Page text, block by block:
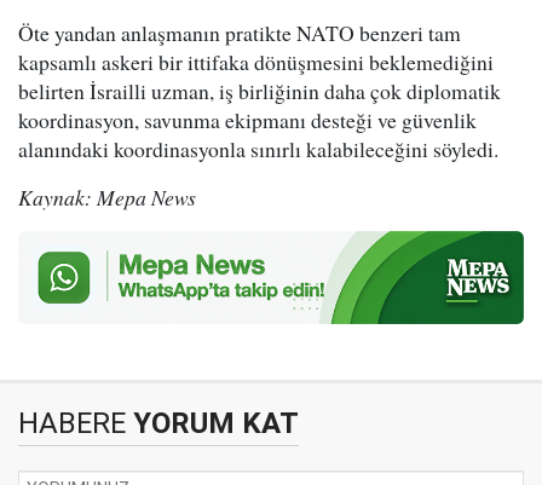
Öte yandan anlaşmanın pratikte NATO benzeri tam
kapsamlı askeri bir ittifaka dönüşmesini beklemediğini
belirten İsrailli uzman, iş birliğinin daha çok diplomatik
koordinasyon, savunma ekipmanı desteği ve güvenlik
alanındaki koordinasyonla sınırlı kalabileceğini söyledi.
Kaynak: Mepa News
HABERE YORUM KAT